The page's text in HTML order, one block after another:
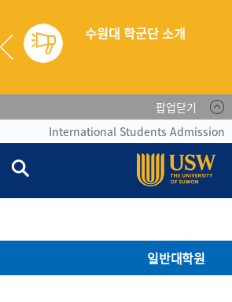
학군단 소개
팝업닫기
International Students Admission
일반대학원